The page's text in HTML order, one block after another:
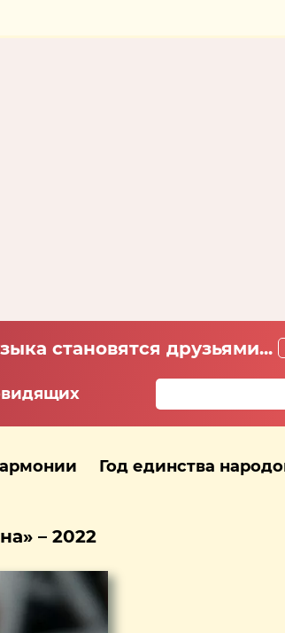
становятся друзьями...
Год единства
– 2022